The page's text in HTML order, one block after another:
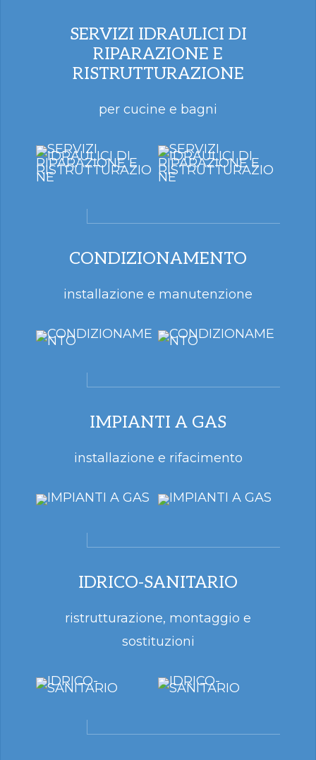
SERVIZI IDRAULICI DI
RIPARAZIONE E
RISTRUTTURAZIONE
per cucine e bagni
CONDIZIONAMENTO
installazione e manutenzione
IMPIANTI A GAS
installazione e rifacimento
IDRICO-SANITARIO
ristrutturazione, montaggio e
sostituzioni